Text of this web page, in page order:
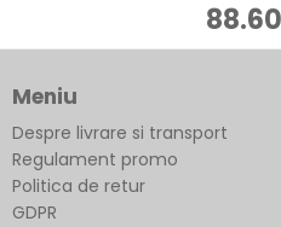
Meniu
Despre livrare si transport
Regulament promo
Politica de retur
GDPR